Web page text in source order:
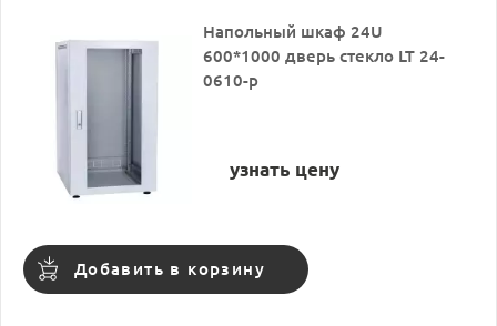
Напольный шкаф 24U
600*1000 дверь стекло LT 24-
0610-p
узнать цену
Добавить в корзину